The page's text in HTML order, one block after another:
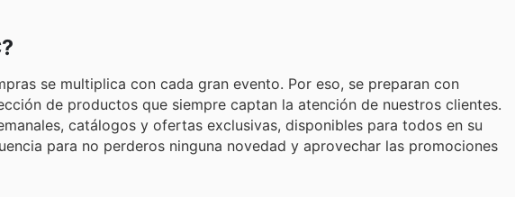
se multiplica con cada gran evento. Por eso, se preparan con
de productos que siempre captan la atención de nuestros clientes.
catálogos y ofertas exclusivas, disponibles para todos en su
para no perderos ninguna novedad y aprovechar las promociones